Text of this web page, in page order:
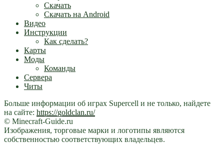
Скачать
Скачать на Android
Видео
Инструкции
Как сделать?
Карты
Моды
Команды
Сервера
Читы
Больше информации об играх Supercell и не только, найдете
на сайте: https://goldclan.ru/
© Minecraft-Guide.ru
Изображения, торговые марки и логотипы являются
собственностью соответствующих владельцев.